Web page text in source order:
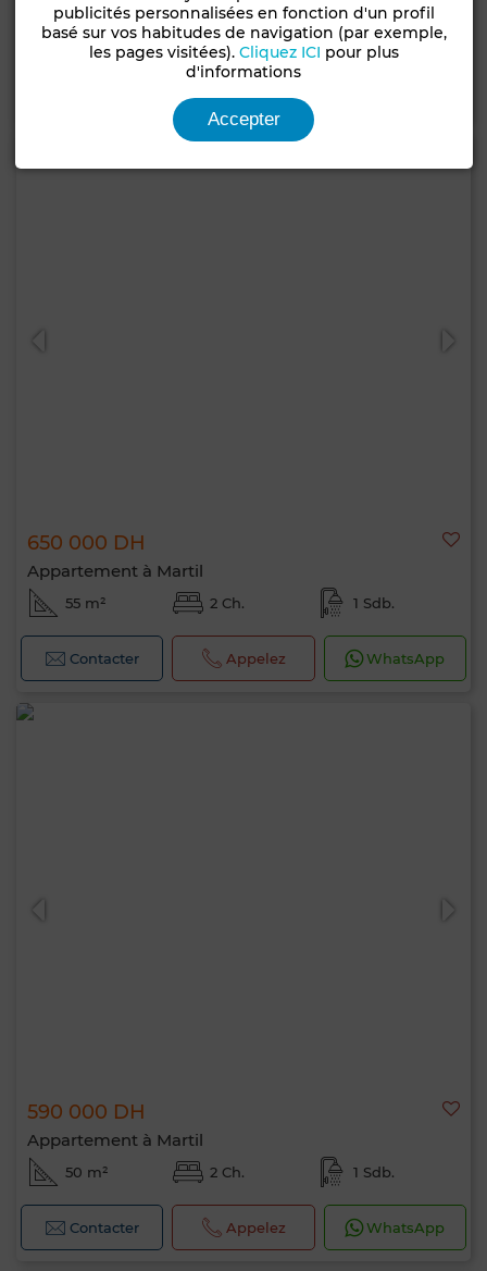
74 m² 3 Ch. 1 Sdb.
650 000 DH
Appartement à Martil
55 m² 2 Ch. 1 Sdb.
Contacter Appelez WhatsApp
590 000 DH
Appartement à Martil
50 m² 2 Ch. 1 Sdb.
Contacter Appelez WhatsApp
publicités personnalisées en fonction d'un profil
basé sur vos habitudes de navigation (par exemple,
les pages visitées). Cliquez ICI pour plus
d'informations
Accepter